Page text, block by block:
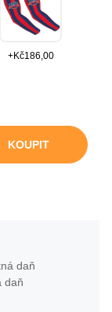
+Kč186,00
KOUPIT
daň
daň